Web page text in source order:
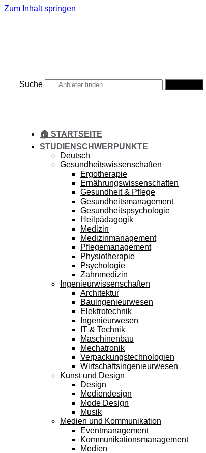
Zum Inhalt springen
Suche
🏠 STARTSEITE
STUDIENSCHWERPUNKTE
Deutsch
Gesundheitswissenschaften
Ergotherapie
Ernährungswissenschaften
Gesundheit & Pflege
Gesundheitsmanagement
Gesundheitspsychologie
Heilpädagogik
Medizin
Medizinmanagement
Pflegemanagement
Physiotherapie
Psychologie
Zahnmedizin
Ingenieurwissenschaften
Architektur
Bauingenieurwesen
Elektrotechnik
Ingenieurwesen
IT & Technik
Maschinenbau
Mechatronik
Verpackungstechnologien
Wirtschaftsingenieurwesen
Kunst und Design
Design
Mediendesign
Mode Design
Musik
Medien und Kommunikation
Eventmanagement
Kommunikationsmanagement
Medien